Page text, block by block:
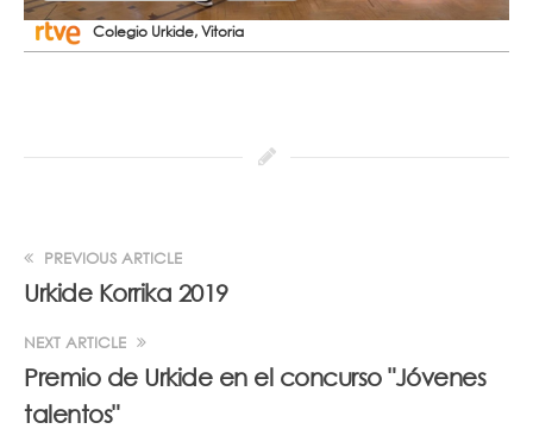
Colegio Urkide, Vitoria
PREVIOUS ARTICLE
Urkide Korrika 2019
NEXT ARTICLE
Premio de Urkide en el concurso "Jóvenes
talentos"